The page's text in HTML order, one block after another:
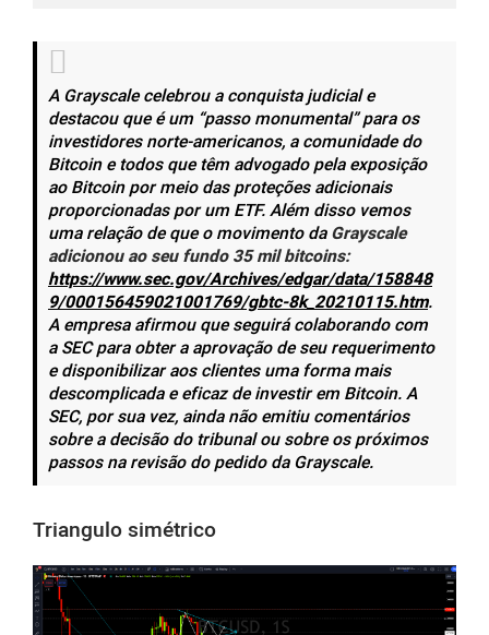
A Grayscale celebrou a conquista judicial e
destacou que é um “passo monumental” para os
investidores norte-americanos, a comunidade do
Bitcoin e todos que têm advogado pela exposição
ao Bitcoin por meio das proteções adicionais
proporcionadas por um ETF. Além disso vemos
uma relação de que o movimento daGrayscale
adicionou ao seu fundo 35 mil bitcoins:
https://www.sec.gov/Archives/edgar/data/158848
9/000156459021001769/gbtc-8k_20210115.htm.
A empresa afirmou que seguirá colaborando com
a SEC para obter a aprovação de seu requerimento
e disponibilizar aos clientes uma forma mais
descomplicada e eficaz de investir em Bitcoin. A
SEC, por sua vez, ainda não emitiu comentários
sobre a decisão do tribunal ou sobre os próximos
passos na revisão do pedido da Grayscale.
Triangulo simétrico